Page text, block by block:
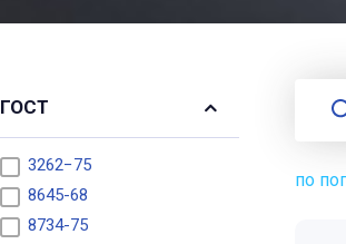
ГОСТ
3262−75
8645-68
8734-75
по